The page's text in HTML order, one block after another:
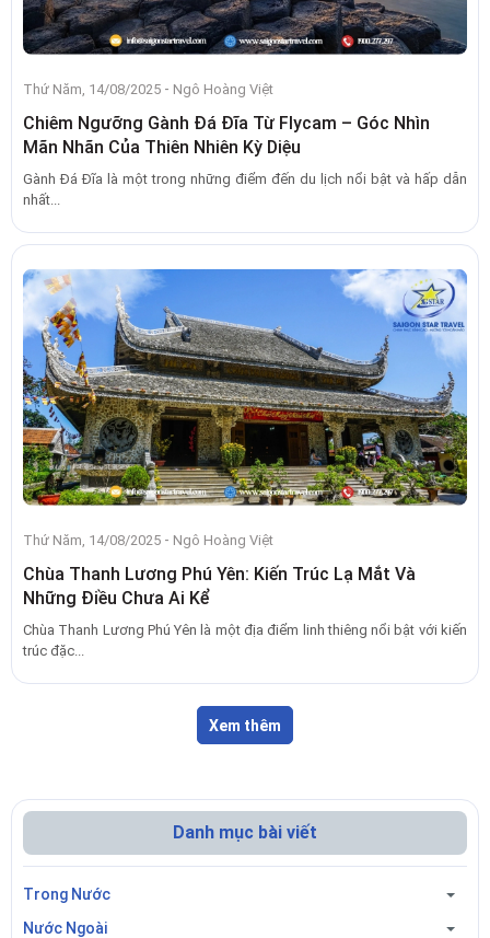
Thứ Năm, 14/08/2025 - Ngô Hoàng Việt
Chiêm Ngưỡng Gành Đá Đĩa Từ Flycam – Góc Nhìn
Mãn Nhãn Của Thiên Nhiên Kỳ Diệu
Gành Đá Đĩa là một trong những điểm đến du lịch nổi bật và hấp dẫn
nhất...
Thứ Năm, 14/08/2025 - Ngô Hoàng Việt
Chùa Thanh Lương Phú Yên: Kiến Trúc Lạ Mắt Và
Những Điều Chưa Ai Kể
Chùa Thanh Lương Phú Yên là một địa điểm linh thiêng nổi bật với kiến
trúc đặc...
Xem thêm
Danh mục bài viết
Trong Nước
Nước Ngoài